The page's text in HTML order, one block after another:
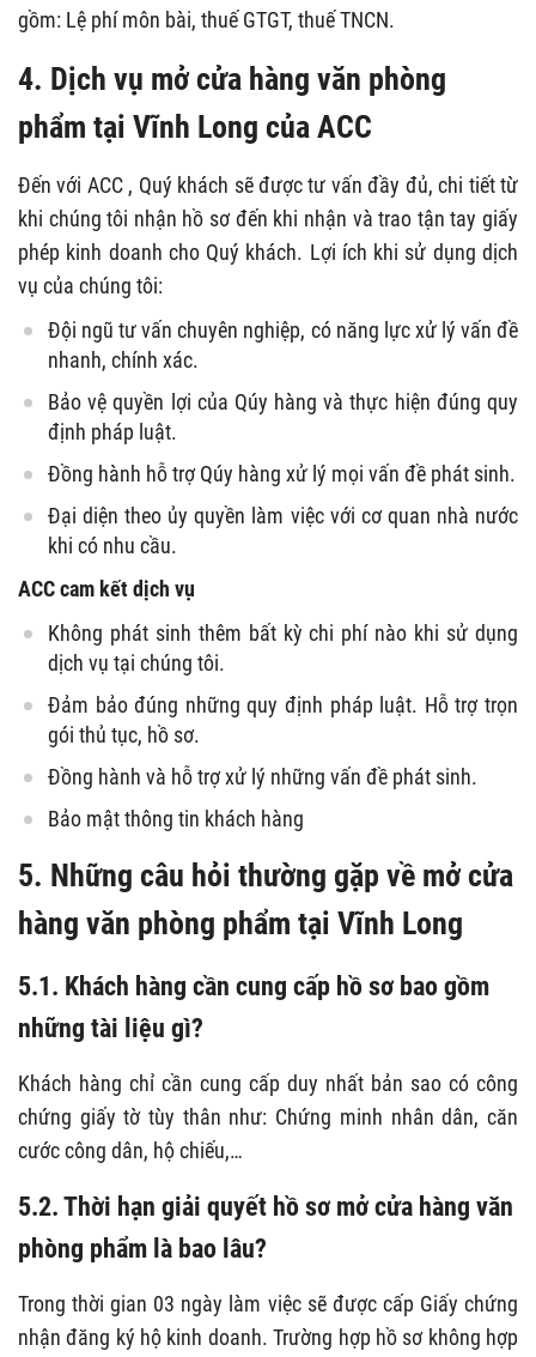
gồm: Lệ phí môn bài, thuế GTGT, thuế TNCN.
4. Dịch vụ mở cửa hàng văn phòng
phẩm tại Vĩnh Long của ACC
Đến với ACC , Quý khách sẽ được tư vấn đầy đủ, chi tiết từ
khi chúng tôi nhận hồ sơ đến khi nhận và trao tận tay giấy
phép kinh doanh cho Quý khách. Lợi ích khi sử dụng dịch
vụ của chúng tôi:
Đội ngũ tư vấn chuyên nghiệp, có năng lực xử lý vấn đề
nhanh, chính xác.
Bảo vệ quyền lợi của Qúy hàng và thực hiện đúng quy
định pháp luật.
Đồng hành hỗ trợ Qúy hàng xử lý mọi vấn đề phát sinh.
Đại diện theo ủy quyền làm việc với cơ quan nhà nước
khi có nhu cầu.
ACC cam kết dịch vụ
Không phát sinh thêm bất kỳ chi phí nào khi sử dụng
dịch vụ tại chúng tôi.
Đảm bảo đúng những quy định pháp luật. Hỗ trợ trọn
gói thủ tục, hồ sơ.
Đồng hành và hỗ trợ xử lý những vấn đề phát sinh.
Bảo mật thông tin khách hàng
5. Những câu hỏi thường gặp về mở cửa
hàng văn phòng phẩm tại Vĩnh Long
5.1. Khách hàng cần cung cấp hồ sơ bao gồm
những tài liệu gì?
Khách hàng chỉ cần cung cấp duy nhất bản sao có công
chứng giấy tờ tùy thân như: Chứng minh nhân dân, căn
cước công dân, hộ chiếu,…
5.2. Thời hạn giải quyết hồ sơ mở cửa hàng văn
phòng phẩm là bao lâu?
Trong thời gian 03 ngày làm việc sẽ được cấp Giấy chứng
nhận đăng ký hộ kinh doanh. Trường hợp hồ sơ không hợp